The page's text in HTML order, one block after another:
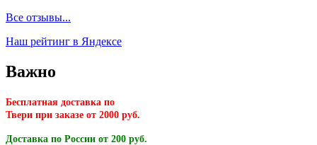
Все отзывы...
Наш рейтинг в Яндексе
Важно
Бесплатная доставка по
Твери при заказе от 2000 руб.
Доставка по России от 200 руб.